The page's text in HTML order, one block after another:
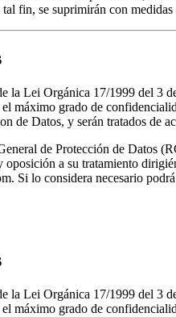
fin, se suprimirán con
la Lei Orgánica 17/1999 del 3
el máximo grado de
de Datos, y serán tratados de
de Protección de Datos
y oposición a su tratamiento
Si lo considera necesario
la Lei Orgánica 17/1999 del 3
el máximo grado de